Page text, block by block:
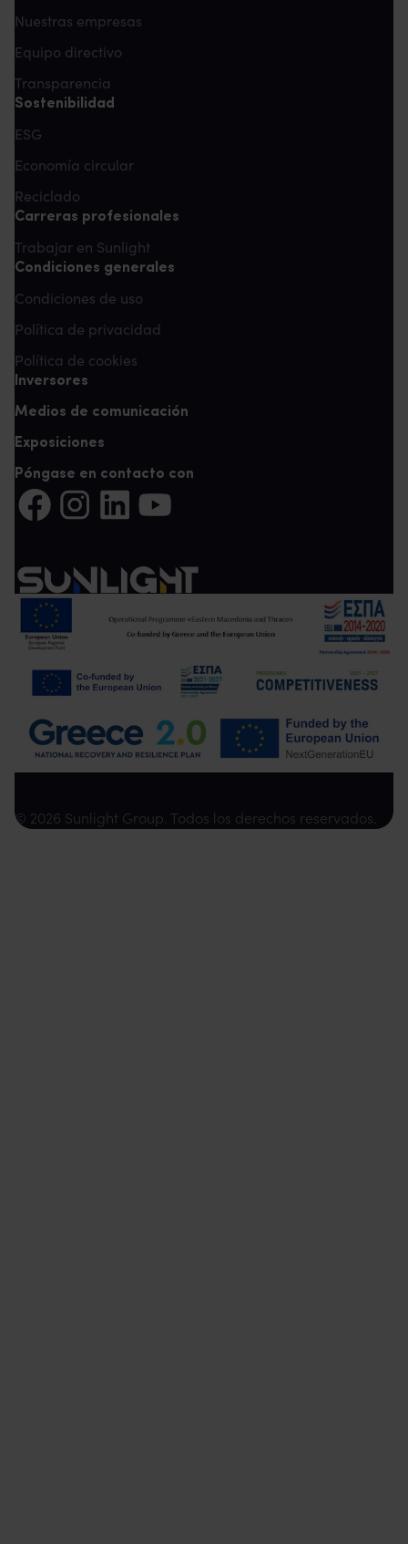
Nuestras empresas
Equipo directivo
Transparencia
Sostenibilidad
ESG
Economía circular
Reciclado
Carreras profesionales
Trabajar en Sunlight
Condiciones generales
Condiciones de uso
Política de privacidad
Política de cookies
Inversores
Medios de comunicación
Exposiciones
Póngase en contacto con
Compartir en Facebook (Se abre en una nueva pestaña)
Compartir en Instagram (Se abre en una nueva
Compartir en LinkedIn (Se abre en una nueva
Compartir en YouTube (Se abre en una
© 2026 Sunlight Group. Todos los derechos reservados.